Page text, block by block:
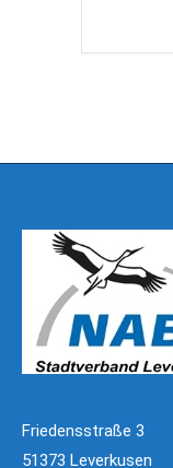
Friedensstraße 3
51373 Leverkusen